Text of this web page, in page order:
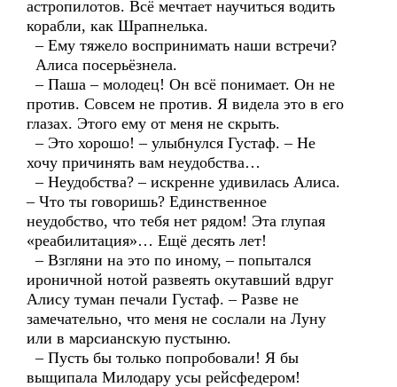
астропилотов. Всё мечтает научиться водить
корабли, как Шрапнелька.
– Ему тяжело воспринимать наши встречи?
Алиса посерьёзнела.
– Паша – молодец! Он всё понимает. Он не
против. Совсем не против. Я видела это в его
глазах. Этого ему от меня не скрыть.
– Это хорошо! – улыбнулся Густаф. – Не
хочу причинять вам неудобства…
– Неудобства? – искренне удивилась Алиса.
– Что ты говоришь? Единственное
неудобство, что тебя нет рядом! Эта глупая
«реабилитация»… Ещё десять лет!
– Взгляни на это по иному, – попытался
ироничной нотой развеять окутавший вдруг
Алису туман печали Густаф. – Разве не
замечательно, что меня не сослали на Луну
или в марсианскую пустыню.
– Пусть бы только попробовали! Я бы
выщипала Милодару усы рейсфедером!